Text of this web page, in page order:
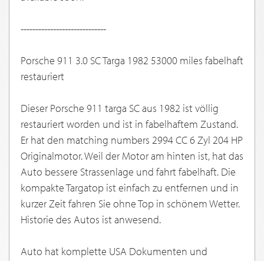
-----------------------------
Porsche 911 3.0 SC Targa 1982 53000 miles fabelhaft
restauriert
Dieser Porsche 911 targa SC aus 1982 ist völlig
restauriert worden und ist in fabelhaftem Zustand.
Er hat den matching numbers 2994 CC 6 Zyl 204 HP
Originalmotor. Weil der Motor am hinten ist, hat das
Auto bessere Strassenlage und fahrt fabelhaft. Die
kompakte Targatop ist einfach zu entfernen und in
kurzer Zeit fahren Sie ohne Top in schönem Wetter.
Historie des Autos ist anwesend.
Auto hat komplette USA Dokumenten und